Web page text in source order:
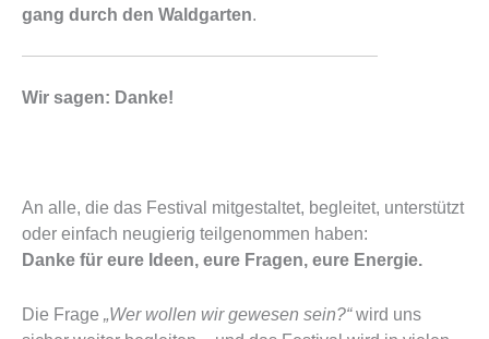
gang durch den Wald­gar­ten.
Wir sagen: Danke!
An alle, die das Fes­ti­val mit­ge­stal­tet, beglei­tet, unter­stützt
oder ein­fach neu­gie­rig teil­ge­nom­men haben:
Dan­ke für eure Ideen, eure Fra­gen, eure Ener­gie.
Die Fra­ge „Wer wol­len wir gewe­sen sein?“wird uns